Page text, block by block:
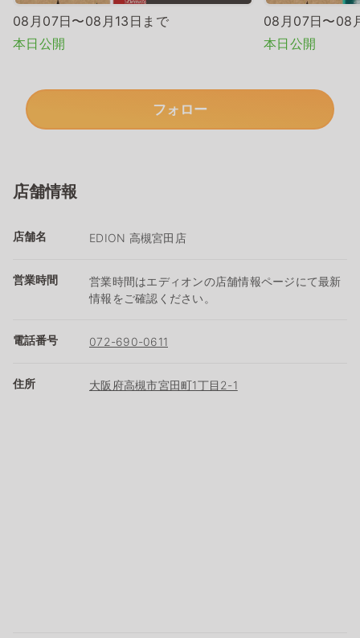
08月07日〜08月13日まで
本日公開
08月07日〜08
本日公開
フォロー
店舗情報
店舗名 EDION 高槻宮田店
営業時間
営業時間はエディオンの店舗情報ページにて最新
情報をご確認ください。
電話番号 072-690-0611
住所 大阪府高槻市宮田町1丁目2-1